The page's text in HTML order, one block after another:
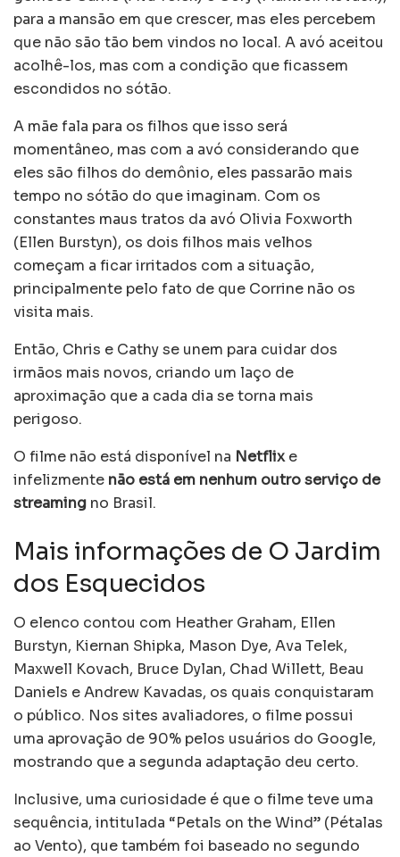
para a mansão em que crescer, mas eles percebem
que não são tão bem vindos no local. A avó aceitou
acolhê-los, mas com a condição que ficassem
escondidos no sótão.
A mãe fala para os filhos que isso será
momentâneo, mas com a avó considerando que
eles são filhos do demônio, eles passarão mais
tempo no sótão do que imaginam. Com os
constantes maus tratos da avó Olivia Foxworth
(Ellen Burstyn), os dois filhos mais velhos
começam a ficar irritados com a situação,
principalmente pelo fato de que Corrine não os
visita mais.
Então, Chris e Cathy se unem para cuidar dos
irmãos mais novos, criando um laço de
aproximação que a cada dia se torna mais
perigoso.
O filme não está disponível na Netflixe
infelizmente não está em nenhum outro serviço de
streaming no Brasil.
Mais informações de O Jardim
dos Esquecidos
O elenco contou com Heather Graham, Ellen
Burstyn, Kiernan Shipka, Mason Dye, Ava Telek,
Maxwell Kovach, Bruce Dylan, Chad Willett, Beau
Daniels e Andrew Kavadas, os quais conquistaram
o público. Nos sites avaliadores, o filme possui
uma aprovação de 90% pelos usuários do Google,
mostrando que a segunda adaptação deu certo.
Inclusive, uma curiosidade é que o filme teve uma
sequência, intitulada “Petals on the Wind” (Pétalas
ao Vento), que também foi baseado no segundo